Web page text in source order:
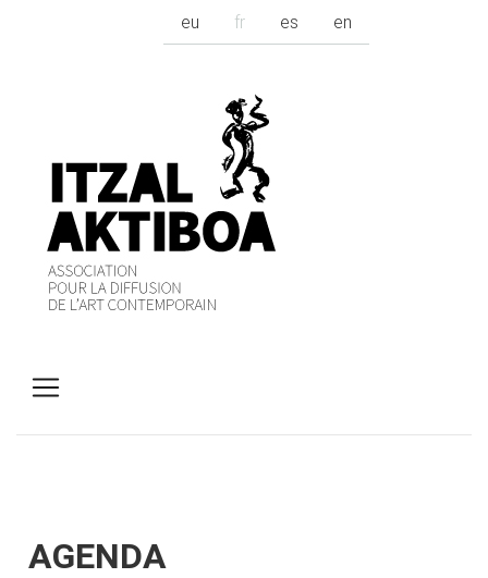
eu fr es en
AGENDA